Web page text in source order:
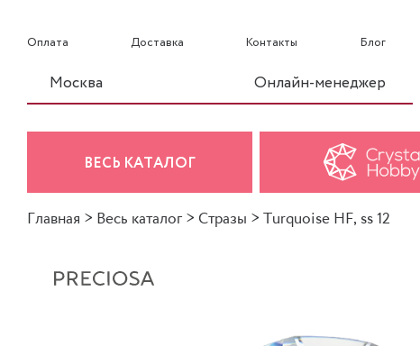
Оплата Доставка Контакты Блог
Москва Онлайн-менеджер
ВЕСЬ КАТАЛОГ
Главная > Весь каталог > Стразы > Turquoise HF, ss 12